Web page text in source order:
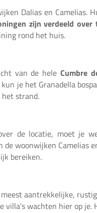
Dalias en Camelias.
zijn verdeeld over
rond het huis.
van de hele Cumbre
je het Granadella
strand.
de locatie, moet je
de woonwijken Camelias
bereiken.
meest aantrekkelijke,
villa’s wachten hier op